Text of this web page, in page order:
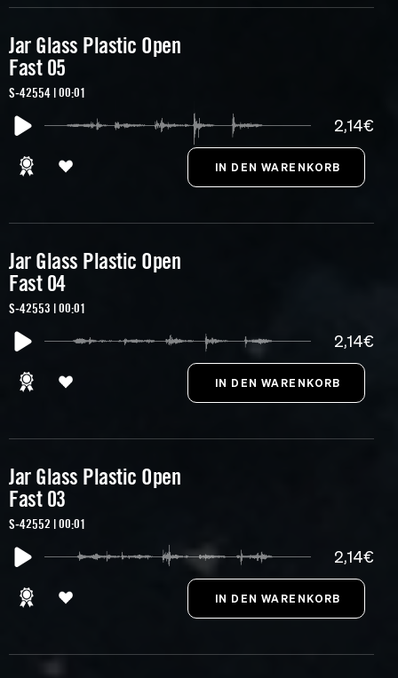
Jar Glass Plastic Open
Fast 05
S-42554 | 00:01
2,14€
Jar Glass Plastic Open
Fast 04
S-42553 | 00:01
2,14€
Jar Glass Plastic Open
Fast 03
S-42552 | 00:01
2,14€